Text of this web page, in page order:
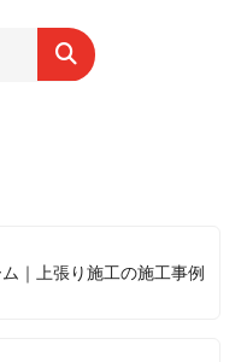
｜上張り施工の施工事例